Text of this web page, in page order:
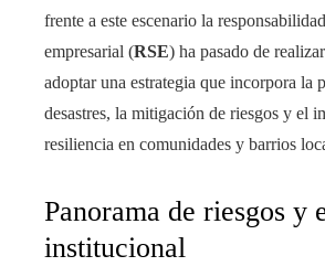
frente a este escenario la
empresarial (RSE) ha pasado de
adoptar una estrategia que incorpora la
desastres, la mitigación de riesgos y el
resiliencia en comunidades y barrios
Panorama de riesgos y
institucional